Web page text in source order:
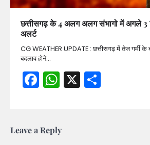
छत्तीसगढ़ के 4 अलग अलग संभागो में अगले 3
अलर्ट
CG WEATHER UPDATE : छत्तीसगढ़ में तेज गर्मी के
बदलाव होने…
Facebook
WhatsApp
X
Leave a Reply